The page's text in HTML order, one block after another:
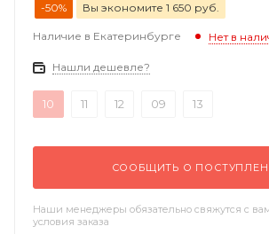
-50% Вы экономите 1 650 руб.
Наличие в Екатеринбурге Нет в
Нашли дешевле?
10 11 12 09 13
СООБЩИТЬ О
Наши менеджеры обязательно свяжутся с
условия заказа